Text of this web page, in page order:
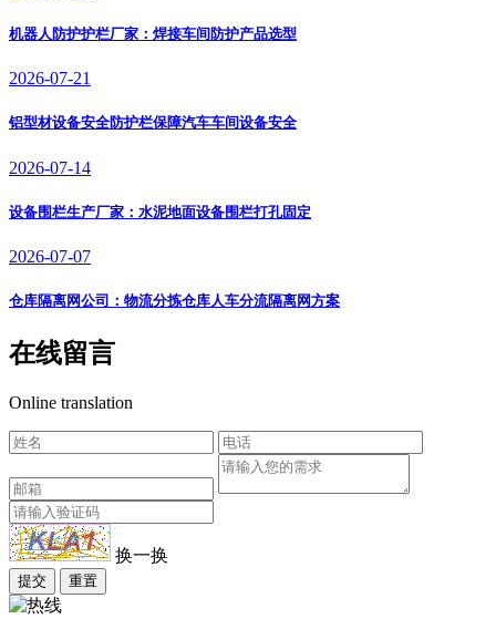
机器人防护护栏厂家：焊接车间防护产品选型
2026-07-21
铝型材设备安全防护栏保障汽车车间设备安全
2026-07-14
设备围栏生产厂家：水泥地面设备围栏打孔固定
2026-07-07
仓库隔离网公司：物流分拣仓库人车分流隔离网方案
在线留言
Online translation
换一换
提交 重置